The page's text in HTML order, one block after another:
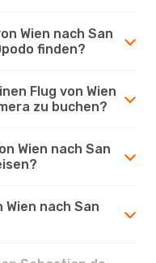
Wien nach San
finden?
Flug von Wien
zu buchen?
Wien nach San
nach San